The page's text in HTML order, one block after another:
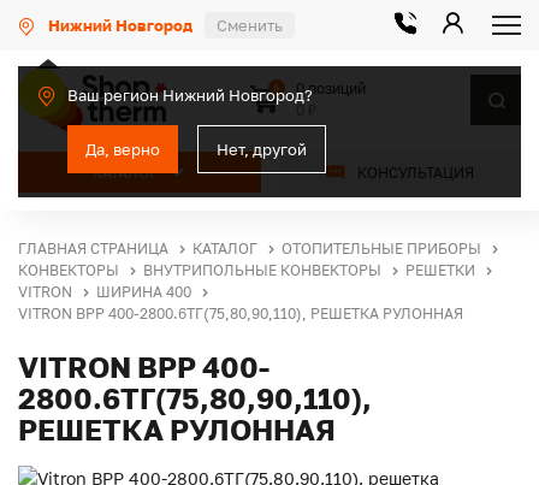
Нижний Новгород Сменить
Ваш регион Нижний Новгород?
Да, верно Нет, другой
КАТАЛОГ КОНСУЛЬТАЦИЯ
0
0 позиций
ГЛАВНАЯ СТРАНИЦА КАТАЛОГ
ОТОПИТЕЛЬНЫЕ ПРИБОРЫ
КОНВЕКТОРЫ
ВНУТРИПОЛЬНЫЕ КОНВЕКТОРЫ
РЕШЕТКИ
VITRON
ШИРИНА 400
VITRON ВРР 400-2800.6ТГ(75,80,90,110), РЕШЕТКА РУЛОННАЯ
VITRON ВРР 400-
2800.6ТГ(75,80,90,110),
РЕШЕТКА РУЛОННАЯ